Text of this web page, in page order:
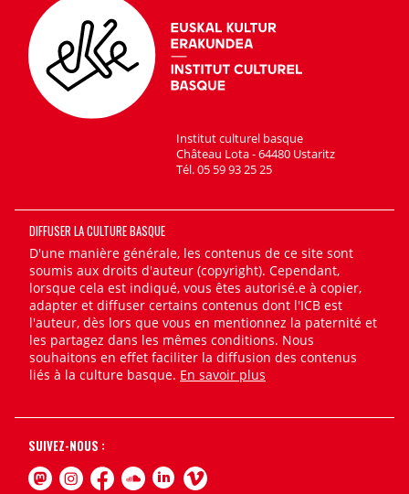
Institut culturel basque
Château Lota - 64480 Ustaritz
Tél. 05 59 93 25 25
DIFFUSER LA CULTURE BASQUE
D'une manière générale, les contenus de ce site sont
soumis aux droits d'auteur (copyright). Cependant,
lorsque cela est indiqué, vous êtes autorisé.e à copier,
adapter et diffuser certains contenus dont l'ICB est
l'auteur, dès lors que vous en mentionnez la paternité et
les partagez dans les mêmes conditions. Nous
souhaitons en effet faciliter la diffusion des contenus
liés à la culture basque. En savoir plus
SUIVEZ-NOUS :